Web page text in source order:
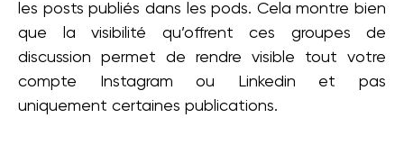
les posts publiés dans les pods. Cela montre bien
que la visibilité qu’offrent ces groupes de
discussion permet de rendre visible tout votre
compte Instagram ou Linkedin et pas
uniquement certaines publications.